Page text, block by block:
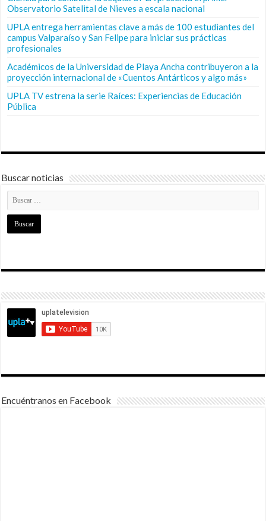
Observatorio Satelital de Nieves a escala nacional
UPLA entrega herramientas clave a más de 100 estudiantes del
campus Valparaíso y San Felipe para iniciar sus prácticas
profesionales
Académicos de la Universidad de Playa Ancha contribuyeron a la
proyección internacional de «Cuentos Antárticos y algo más»
UPLA TV estrena la serie Raíces: Experiencias de Educación
Pública
Buscar noticias
Encuéntranos en Facebook